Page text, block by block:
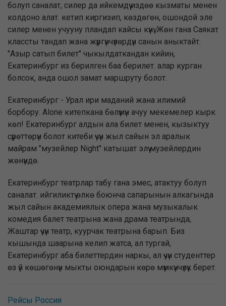
болуп саналат, силер да ийкемдүү издөө кызматы менен
колдоно алат. кетип киргизип, көздөгөн, ошондой эле
силер менен учууну пландап кайсы күнү. Жөн гана Саякат
классты тандап жана жүргүнчүлөрдүн санын аныктайт.
"Азыр сатып билет" чыкылдаткандан кийин,
Екатеринбург из берилген баа берилет. алар курган
болсок, анда ошол замат маршруту болот.
Екатеринбург - Урал ири маданий жана илимий
борбору. Alone китепкана бөлүмүн ачуу мекемелер кырк
көп! Екатеринбург алдын ала билет менен, кызыктуу
сүрөттөрүн болот китеби үчүн жыл сайын эл аралык
майрам "музейлер Night" катышат элүү музейлердин
жөнүндө.
Екатеринбург театрлар табу гана эмес, атактуу болуп
саналат. ийгиликтүү өлкө боюнча сапарынын алкагында
жыл сайын академиялык опера жана музыкалык
комедия балет театрына жана драма театрында,
Жаштар үчүн театр, куурчак театрына барып. Биз
кышында шаарына келип жатса, ал тургай,
Екатеринбург аба билеттердин наркы, ал үчүн студенттер
өз үй көшөгөнүн мыкты оюндарын көрө мүмкүнчүлүк берет.
Рейсы Россия